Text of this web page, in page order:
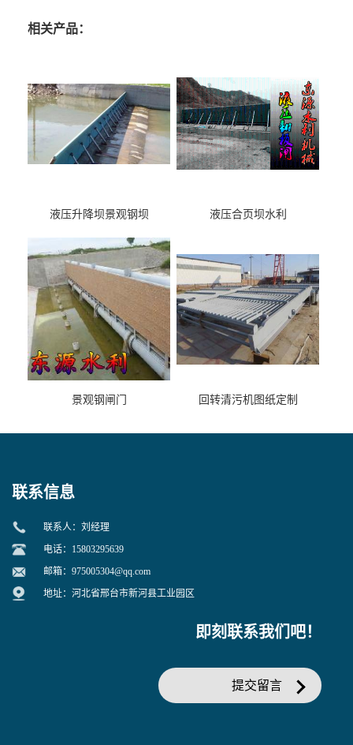
相关产品：
液压升降坝景观钢坝 液压合页坝水利
景观钢闸门 回转清污机图纸定制
联系信息
联系人：刘经理
电话：15803295639
邮箱： 975005304@qq.com
地址：河北省邢台市新河县工业园区
即刻联系我们吧！
提交留言